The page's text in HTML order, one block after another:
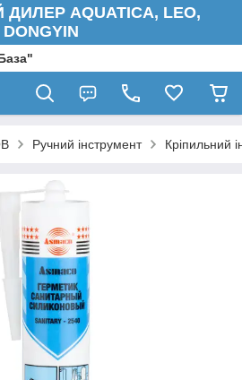
AQUATICA, LEO,
DONGYIN
Ручний інструмент Кріпильний